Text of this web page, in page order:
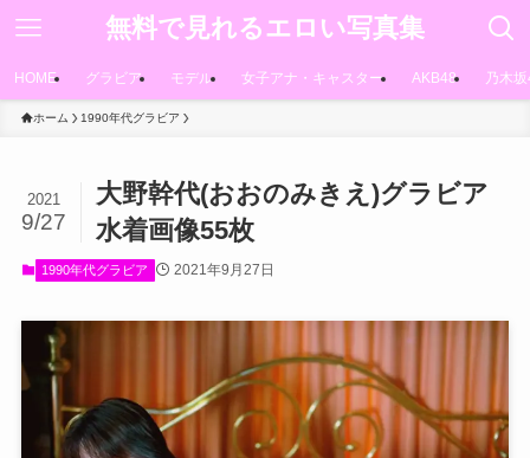
無料で見れるエロい写真集
HOME グラビア モデル 女子アナ・キャスター AKB48 乃木
ホーム 1990年代グラビア
大野幹代(おおのみきえ)グラビア
水着画像55枚
2021
9/27
1990年代グラビア 2021年9月27日